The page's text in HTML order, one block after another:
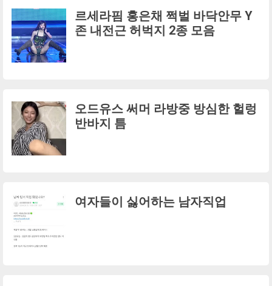
르세라핌 홍은채 쩍벌 바닥안무 Y
존 내전근 허벅지 2종 모음
오드유스 써머 라방중 방심한 헐렁
반바지 틈
여자들이 싫어하는 남자직업